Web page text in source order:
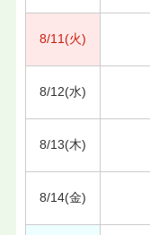
8/11(火)
8/12(水)
8/13(木)
8/14(金)